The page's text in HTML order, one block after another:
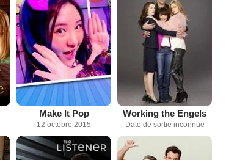
Make It Pop
12 octobre 2015
Working the Engels
Date de sortie inconnue